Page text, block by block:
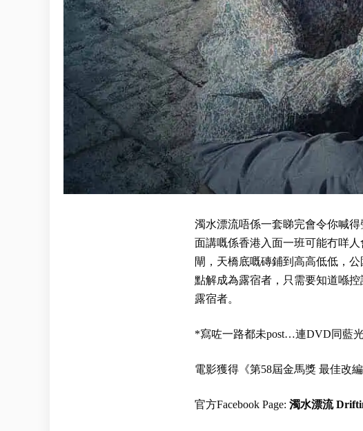
濁水漂流唔係一套睇完會令你喊
面講嘅係香港入面一班可能冇咩
閘，天橋底嘅磚鋪到高高低低，
點解成為露宿者，只需要知道喺
露宿者。
*寫咗一路都未post…連DVD同藍
電影獲得《第58屆金馬獎 最佳改編
官方Facebook Page: 濁水漂流